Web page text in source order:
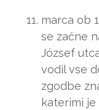
marca ob
se začne
József
vodil vse
zgodbe
katerimi